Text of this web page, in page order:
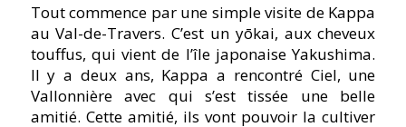
Tout commence par une simple visite de Kappa
au Val-de-Travers. C’est un yōkai, aux cheveux
touffus, qui vient de l’île japonaise Yakushima.
Il y a deux ans, Kappa a rencontré Ciel, une
Vallonnière avec qui s’est tissée une belle
amitié. Cette amitié, ils vont pouvoir la cultiver